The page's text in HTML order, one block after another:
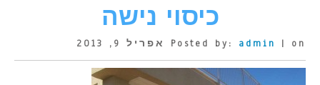
כיסוי נישה
Posted by: admin | on אפריל 9, 2013